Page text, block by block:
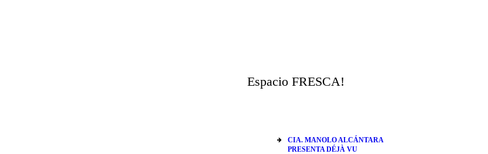
Espacio FRESCA!
CIA. MANOLO ALCÁNTARA
PRESENTA DÉJÀ VU